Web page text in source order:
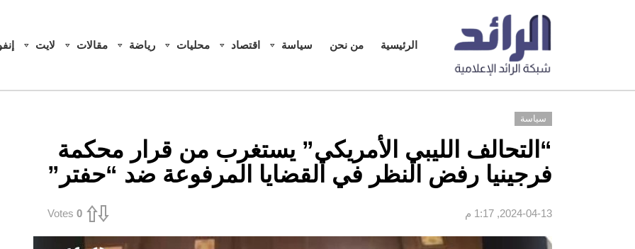
الرئيسية من نحن سياسة اقتصاد محليات رياضة مقالات لايت
سياسة
“التحالف الليبي الأمريكي” يستغرب من قرار محكمة
فرجينيا رفض النظر في القضايا المرفوعة ضد “حفتر”
2024-04-13, 1:17 م 0
Votes